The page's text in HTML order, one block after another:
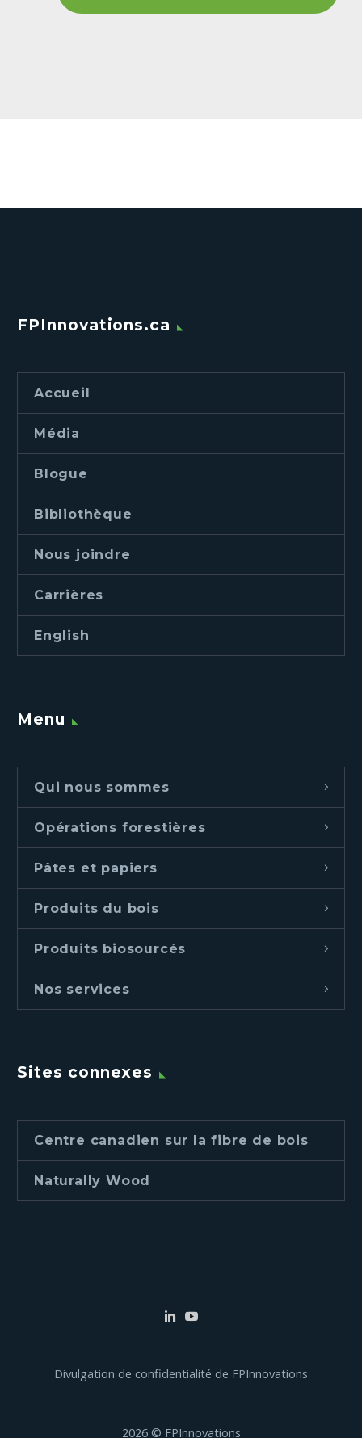
FPInnovations.ca
Accueil
Média
Blogue
Bibliothèque
Nous joindre
Carrières
English
Menu
Qui nous sommes
Opérations forestières
Pâtes et papiers
Produits du bois
Produits biosourcés
Nos services
Sites connexes
Centre canadien sur la fibre de bois
Naturally Wood
Divulgation de confidentialité de FPInnovations
2026 © FPInnovations